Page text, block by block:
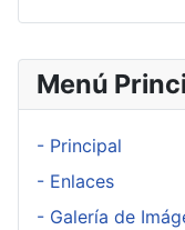
Menú
- Principal
- Enlaces
- Galería de